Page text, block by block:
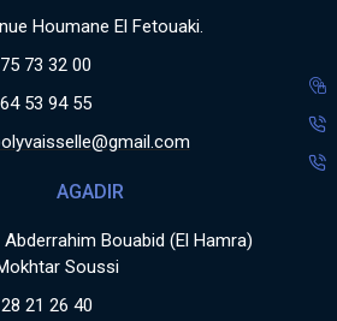
Houmane El Fetouaki.
73 32 00
53 94 55
AGADIR
Bouabid (El Hamra)
Soussi
21 26 40